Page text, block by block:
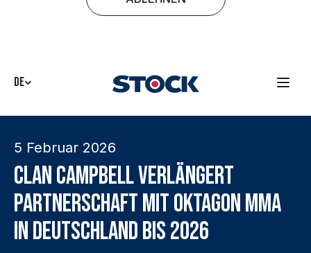
DE
5 Februar 2026
Clan Campbell verlängert
Partnerschaft mit OKTAGON MMA
in Deutschland bis 2026